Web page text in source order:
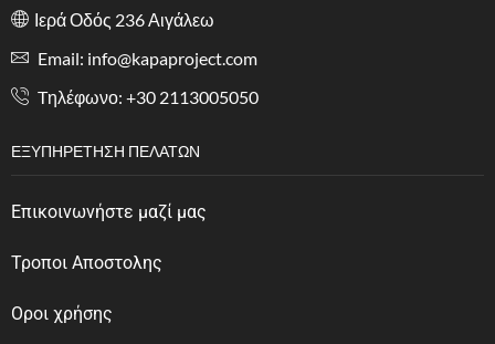
Ιερά Οδός 236 Αιγάλεω
Email: info@kapaproject.com
Tηλέφωνο: +30 2113005050
ΕΞΥΠΗΡΈΤΗΣΗ ΠΕΛΑΤΏΝ
Επικοινωνήστε μαζί μας
Τροποι Αποστολης
Οροι χρήσης